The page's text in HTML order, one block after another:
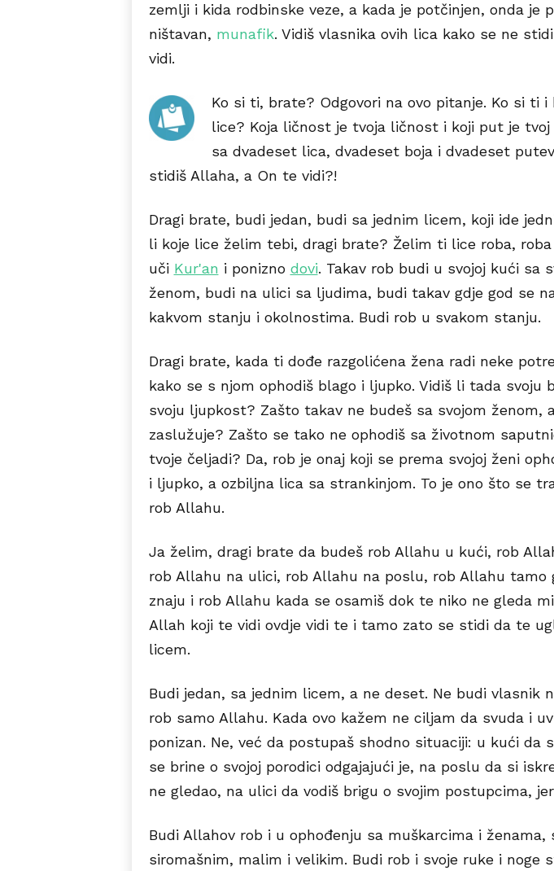
zemlji i kida rodbinske veze, a kada je potčinjen, onda je
ništavan, munafik. Vidiš vlasnika ovih lica kako se ne
vidi.
Ko si ti, brate? Odgovori na ovo pitanje. Ko si ti i
lice? Koja ličnost je tvoja ličnost i koji put je
sa dvadeset lica, dvadeset boja i dvadeset
stidiš Allaha, a On te vidi?!
Dragi brate, budi jedan, budi sa jednim licem, koji ide
li koje lice želim tebi, dragi brate? Želim ti lice roba,
uči Kur'an i ponizno dovi. Takav rob budi u svojoj kući sa
ženom, budi na ulici sa ljudima, budi takav gdje god se
kakvom stanju i okolnostima. Budi rob u svakom stanju.
Dragi brate, kada ti dođe razgolićena žena radi neke
kako se s njom ophodiš blago i ljupko. Vidiš li tada svoju
svoju ljupkost? Zašto takav ne budeš sa svojom ženom,
zaslužuje? Zašto se tako ne ophodiš sa životnom
tvoje čeljadi? Da, rob je onaj koji se prema svojoj ženi
i ljupko, a ozbiljna lica sa strankinjom. To je ono što se
rob Allahu.
Ja želim, dragi brate da budeš rob Allahu u kući, rob
rob Allahu na ulici, rob Allahu na poslu, rob Allahu tamo
znaju i rob Allahu kada se osamiš dok te niko ne gleda
Allah koji te vidi ovdje vidi te i tamo zato se stidi da te
licem.
Budi jedan, sa jednim licem, a ne deset. Ne budi vlasnik
rob samo Allahu. Kada ovo kažem ne ciljam da svuda i
ponizan. Ne, već da postupaš shodno situaciji: u kući da
se brine o svojoj porodici odgajajući je, na poslu da si
ne gledao, na ulici da vodiš brigu o svojim postupcima,
Budi Allahov rob i u ophođenju sa muškarcima i ženama,
siromašnim, malim i velikim. Budi rob i svoje ruke i noge